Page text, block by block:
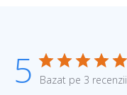
5 Bazat pe 3 recenzii